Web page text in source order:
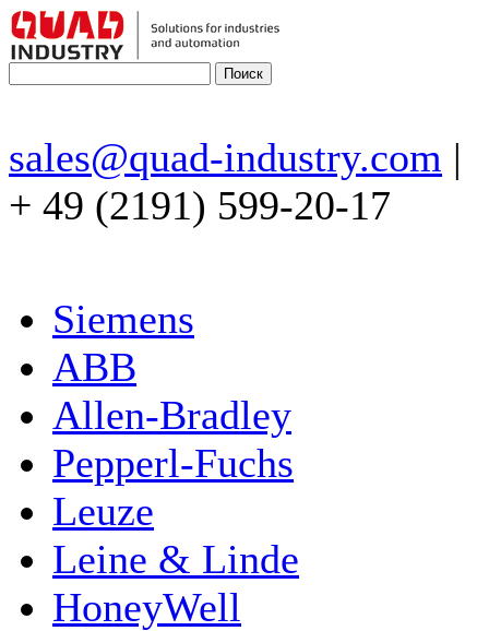
sales@quad-industry.com |
+ 49 (2191) 599-20-17
Siemens
ABB
Allen-Bradley
Pepperl-Fuchs
Leuze
Leine & Linde
HoneyWell